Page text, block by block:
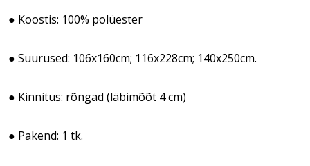
● Koostis: 100% polüester
● Suurused: 106x160cm; 116x228cm; 140x250cm.
● Kinnitus: rõngad (läbimõõt 4 cm)
● Pakend: 1 tk.